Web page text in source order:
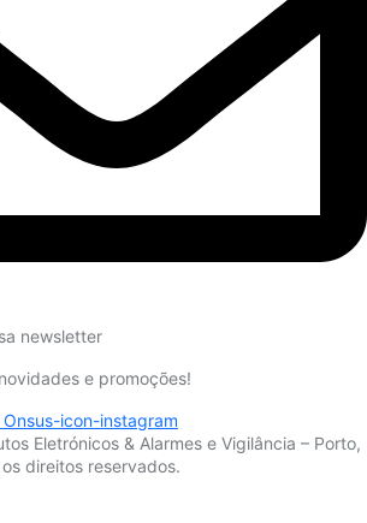
newsletter
e promoções!
Onsus-icon-instagram
Eletrónicos & Alarmes e Vigilância – Porto,
direitos reservados.